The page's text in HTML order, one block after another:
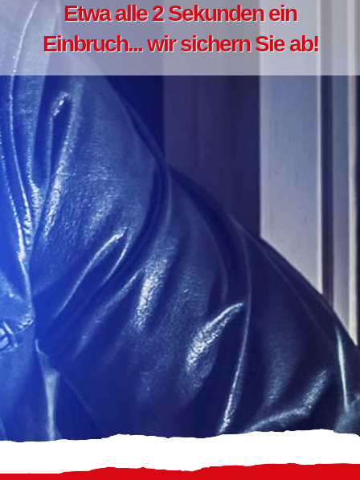
Etwa alle 2 Sekunden ein
Einbruch... wir sichern Sie ab!